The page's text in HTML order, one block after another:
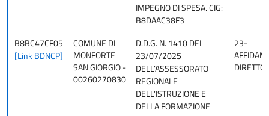
IMPEGNO DI SPESA. CIG:
B8DAAC38F3
B8BC47CF05
[Link BDNCP]
COMUNE DI
MONFORTE
SAN GIORGIO -
00260270830
D.D.G. N. 1410 DEL
23/07/2025
DELL’ASSESSORATO
REGIONALE
DELL’ISTRUZIONE E
DELLA FORMAZIONE
23-
DIRETTO